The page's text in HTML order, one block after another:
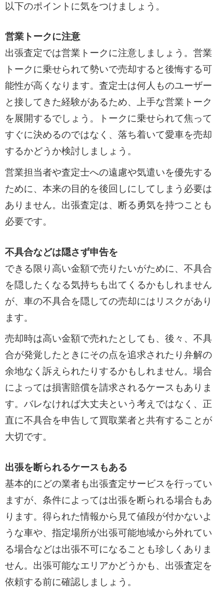
以下のポイントに気をつけましょう。
営業トークに注意
出張査定では営業トークに注意しましょう。営業
トークに乗せられて勢いで売却すると後悔する可
能性が高くなります。査定士は何人ものユーザー
と接してきた経験があるため、上手な営業トーク
を展開するでしょう。トークに乗せられて焦って
すぐに決めるのではなく、落ち着いて愛車を売却
するかどうか検討しましょう。
営業担当者や査定士への遠慮や気遣いを優先する
ために、本来の目的を後回しにしてしまう必要は
ありません。出張査定は、断る勇気を持つことも
必要です。
不具合などは隠さず申告を
できる限り高い金額で売りたいがために、不具合
を隠したくなる気持ちも出てくるかもしれません
が、車の不具合を隠しての売却にはリスクがあり
ます。
売却時は高い金額で売れたとしても、後々、不具
合が発覚したときにその点を追求されたり弁解の
余地なく訴えられたりするかもしれません。場合
によっては損害賠償を請求されるケースもありま
す。バレなければ大丈夫という考えではなく、正
直に不具合を申告して買取業者と共有することが
大切です。
出張を断られるケースもある
基本的にどの業者も出張査定サービスを行ってい
ますが、条件によっては出張を断られる場合もあ
ります。得られた情報から見て値段が付かないよ
うな車や、指定場所が出張可能地域から外れてい
る場合などは出張不可になることも珍しくありま
せん。出張可能なエリアかどうかも、出張査定を
依頼する前に確認しましょう。